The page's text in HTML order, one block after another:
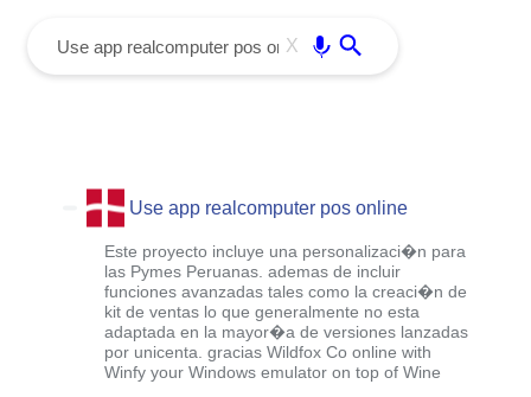
X
Use app realcomputer pos online
Este proyecto incluye una personalizaci�n para
las Pymes Peruanas. ademas de incluir
funciones avanzadas tales como la creaci�n de
kit de ventas lo que generalmente no esta
adaptada en la mayor�a de versiones lanzadas
por unicenta. gracias Wildfox Co online with
Winfy your Windows emulator on top of Wine